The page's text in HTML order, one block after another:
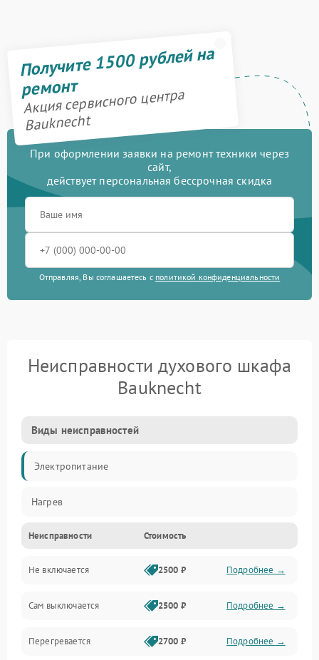
Получите 1500 рублей на
ремонт
Акция сервисного центра
Bauknecht
При оформлении заявки на ремонт техники через
сайт,
действует персональная бессрочная скидка
Отправляя, Вы соглашаетесь с политикой конфиденциальности
Неисправности духового шкафа
Bauknecht
Виды неисправностей
Электропитание
Нагрев
Неисправности Стоимость
Не включается 2500 ₽ Подробнее →
Сам выключается 2500 ₽ Подробнее →
Перегревается 2700 ₽ Подробнее →